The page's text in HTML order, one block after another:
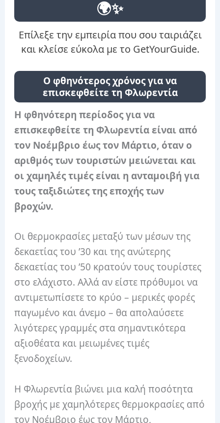
🌍✨
Επίλεξε την εμπειρία που σου ταιριάζει
και κλείσε εύκολα με το GetYourGuide.
Ο φθηνότερος χρόνος για να
επισκεφθείτε τη Φλωρεντία
Η φθηνότερη περίοδος για να
επισκεφθείτε τη Φλωρεντία είναι από
τον Νοέμβριο έως τον Μάρτιο, όταν ο
αριθμός των τουριστών μειώνεται και
οι χαμηλές τιμές είναι η ανταμοιβή για
τους ταξιδιώτες της εποχής των
βροχών.
Οι θερμοκρασίες μεταξύ των μέσων της
δεκαετίας του ’30 και της ανώτερης
δεκαετίας του ’50 κρατούν τους τουρίστες
στο ελάχιστο. Αλλά αν είστε πρόθυμοι να
αντιμετωπίσετε το κρύο – μερικές φορές
παγωμένο και άνεμο – θα απολαύσετε
λιγότερες γραμμές στα σημαντικότερα
αξιοθέατα και μειωμένες τιμές
ξενοδοχείων.
Η Φλωρεντία βιώνει μια καλή ποσότητα
βροχής με χαμηλότερες θερμοκρασίες από
τον Νοέμβριο έως τον Μάρτιο,